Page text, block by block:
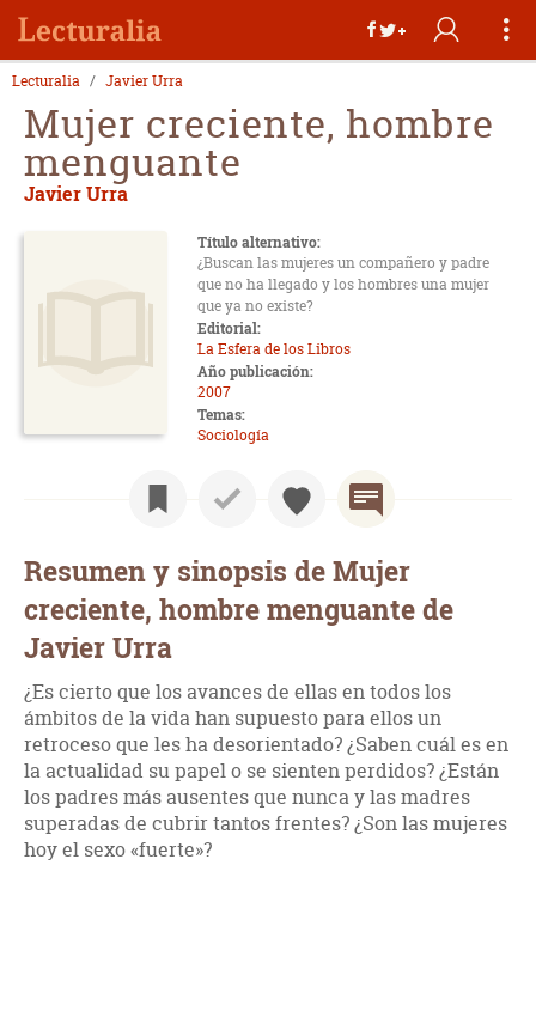
Lecturalia Javier Urra
Mujer creciente, hombre
menguante
Javier Urra
Título alternativo:
¿Buscan las mujeres un compañero y padre
que no ha llegado y los hombres una mujer
que ya no existe?
Editorial:
La Esfera de los Libros
Año publicación:
2007
Temas:
Sociología
Resumen y sinopsis de Mujer
creciente, hombre menguante de
Javier Urra
¿Es cierto que los avances de ellas en todos los
ámbitos de la vida han supuesto para ellos un
retroceso que les ha desorientado? ¿Saben cuál es en
la actualidad su papel o se sienten perdidos? ¿Están
los padres más ausentes que nunca y las madres
superadas de cubrir tantos frentes? ¿Son las mujeres
hoy el sexo «fuerte»?